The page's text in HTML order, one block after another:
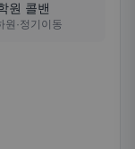
원 콜밴
원·정기이동